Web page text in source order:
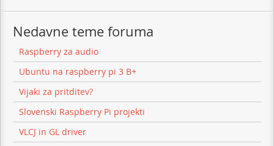
Nedavne teme foruma
Raspberry za audio
Ubuntu na raspberry pi 3 B+
Vijaki za pritditev?
Slovenski Raspberry Pi projekti
VLCJ in GL driver